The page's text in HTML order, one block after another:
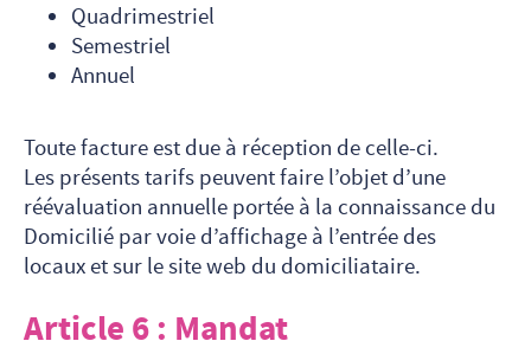
Quadrimestriel
Semestriel
Annuel
Toute facture est due à réception de celle-ci.
Les présents tarifs peuvent faire l’objet d’une
réévaluation annuelle portée à la connaissance du
Domicilié par voie d’affichage à l’entrée des
locaux et sur le site web du domiciliataire.
Article 6 : Mandat